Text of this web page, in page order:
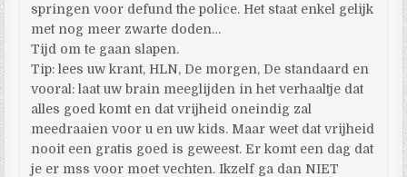
springen voor defund the police. Het staat enkel gelijk
met nog meer zwarte doden…
Tijd om te gaan slapen.
Tip: lees uw krant, HLN, De morgen, De standaard en
vooral: laat uw brain meeglijden in het verhaaltje dat
alles goed komt en dat vrijheid oneindig zal
meedraaien voor u en uw kids. Maar weet dat vrijheid
nooit een gratis goed is geweest. Er komt een dag dat
je er mss voor moet vechten. Ikzelf ga dan NIET